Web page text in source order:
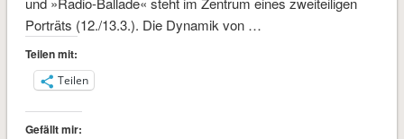
Porträts (12./13.3.). Die Dynamik von …
Teilen mit:
Teilen
Gefällt mir: